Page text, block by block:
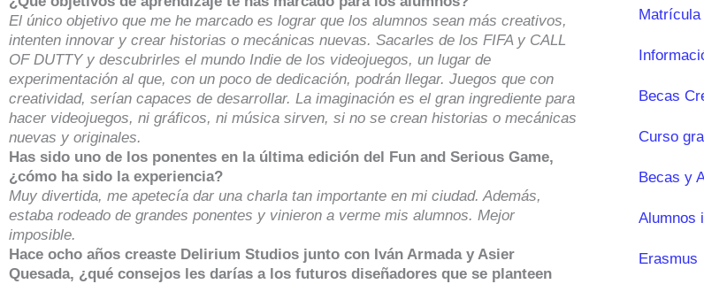
El único objetivo que me he marcado es lograr que los alumnos sean más creativos,
intenten innovar y crear historias o mecánicas nuevas. Sacarles de los FIFA y CALL
OF DUTTY y descubrirles el mundo Indie de los videojuegos, un lugar de
experimentación al que, con un poco de dedicación, podrán llegar. Juegos que con
creatividad, serían capaces de desarrollar. La imaginación es el gran ingrediente para
hacer videojuegos, ni gráficos, ni música sirven, si no se crean historias o mecánicas
nuevas y originales.
Has sido uno de los ponentes en la última edición del Fun and Serious Game,
¿cómo ha sido la experiencia?
Muy divertida, me apetecía dar una charla tan importante en mi ciudad. Además,
estaba rodeado de grandes ponentes y vinieron a verme mis alumnos. Mejor
imposible.
Hace ocho años creaste Delirium Studios junto con Iván Armada y Asier
Quesada, ¿qué consejos les darías a los futuros diseñadores que se planteen
Matrícula
Becas
Curso
Becas y
Alumnos
Erasmus